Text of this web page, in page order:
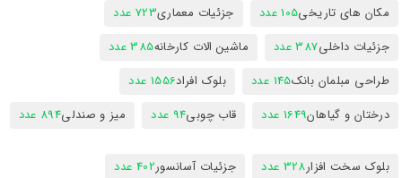
مکان های تاریخی105 عدد جزئیات معماری723 عدد
جزئیات داخلی387 عدد ماشین الات کارخانه385 عدد
طراحی مبلمان بانک145 عدد بلوک افراد1556 عدد
درختان و گیاهان1649 عدد قاب چوبی94 عدد میز و صندلی894 عدد
بلوک سخت افزار328 عدد جزئیات آسانسور402 عدد